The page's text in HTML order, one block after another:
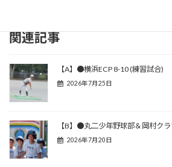
関連記事
【A】●横浜ECP 8-10 (練習試合)
2026年7月25日
【B】●丸二少年野球部＆岡村ク
2026年7月20日